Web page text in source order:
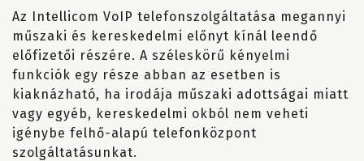
Az Intellicom VoIP telefonszolgáltatása megannyi
műszaki és kereskedelmi előnyt kínál leendő
előfizetői részére. A széleskörű kényelmi
funkciók egy része abban az esetben is
kiaknázható, ha irodája műszaki adottságai miatt
vagy egyéb, kereskedelmi okból nem veheti
igénybe felhő-alapú telefonközpont
szolgáltatásunkat.